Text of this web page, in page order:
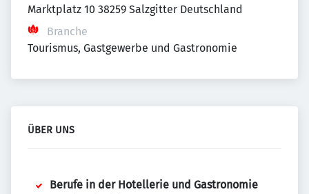
Marktplatz 10 38259 Salzgitter Deutschland
Branche
Tourismus, Gastgewerbe und Gastronomie
ÜBER UNS
Berufe in der Hotellerie und Gastronomie